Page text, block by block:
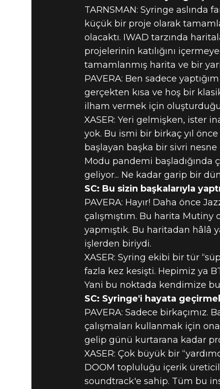
TARNSMAN: Syringe aslında
küçük bir proje olarak
olacaktı. IWAD tarzında
projelerinin katılığını
tamamlanmış harita ve bir
PAVERA: Ben sadece
gerçekten kısa ve hoş bir
ilham vermek için
XASER: Yeri gelmişken, ister
yok. Bu ismi bir birkaç yıl
başlayan başka bir sivri nesne
Modu pandemi başladığında
geliyor... Ne kadar garip bir
SC: Bu sizin başkalarıyla
PAVERA: Hayır! Daha önce
çalışmıştım. Bu harita Mutiny
yapmıştık. Bu haritadan hâlâ
işlerden biriydi.
XASER: Syring ekibi bir tür
fazla kez kesişti. Hepimiz ya
Yani bu noktada kendimize
SC: Syringe'i hayata
PAVERA: Sadece birkaçımız.
çalışmaları kullanmak için
gelip günü kurtarana kadar
XASER: Çok büyük bir
DOOM topluluğu içerik
soundtrack'e sahip. Tüm bu